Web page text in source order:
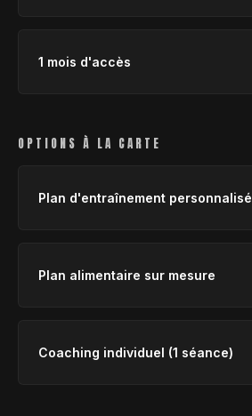
1 mois d'accès
OPTIONS À LA CARTE
Plan d'entraînement personnalisé
Plan alimentaire sur mesure
Coaching individuel (1 séance)